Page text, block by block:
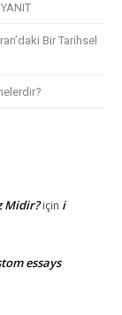
Bir Tarihsel
Midir?için i
essays